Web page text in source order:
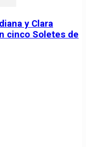
y Clara
cinco Soletes de